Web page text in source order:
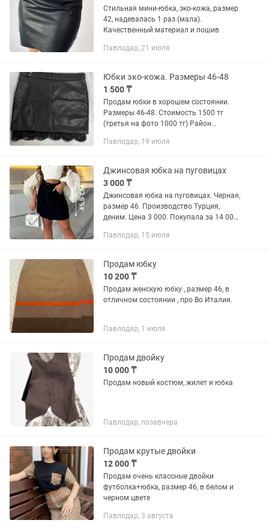
Стильная мини-юбка, эко-кожа, размер
42, надевалась 1 раз (мала).
Качественный материал и пошив
Павлодар, 21 июля
Юбки эко-кожа. Размеры 46-48
1 500 ₸
Продам юбки в хорошем состоянии.
Размеры 46-48. Стоимость 1500 тг
(третья на фото 1000 тг) Район
Павлодар, 19 июля
Джинсовая юбка на пуговицах
3 000 ₸
Джинсовая юбка на пуговицах. Черная,
размер 46. Производство Турция,
деним. Цена 3 000. Покупала за 14 000,
потолстела.
Павлодар, 15 июля
Продам юбку
10 200 ₸
Продам женскую юбку , размер 46, в
отличном состоянии , про Во Италия.
Павлодар, 1 июля
Продам двойку
10 000 ₸
Продам новый костюм, жилет и юбка
Павлодар, позавчера
Продам крутые двойки
12 000 ₸
Продам очень классные двойки
футболка+юбка, размер 46, в белом и
черном цвете
Павлодар, 3 августа